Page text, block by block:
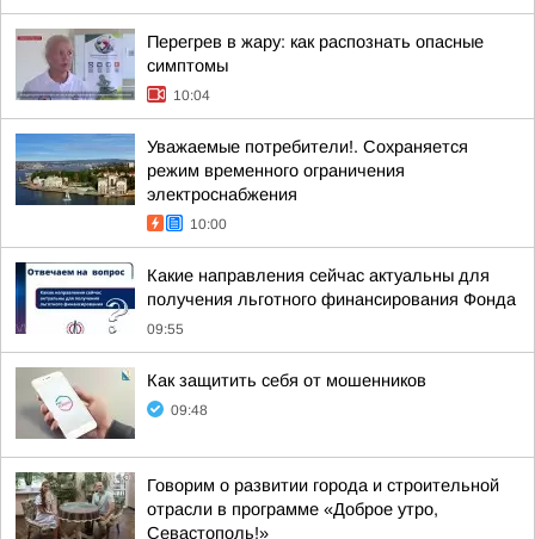
Перегрев в жару: как распознать опасные
симптомы
10:04
Уважаемые потребители!. Сохраняется
режим временного ограничения
электроснабжения
10:00
Какие направления сейчас актуальны для
получения льготного финансирования Фонда
09:55
Как защитить себя от мошенников
09:48
Говорим о развитии города и строительной
отрасли в программе «Доброе утро,
Севастополь!»